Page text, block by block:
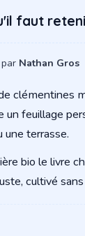
faut
Nathan Gros
clémentines
un feuillage
une terrasse.
bio le livre
cultivé